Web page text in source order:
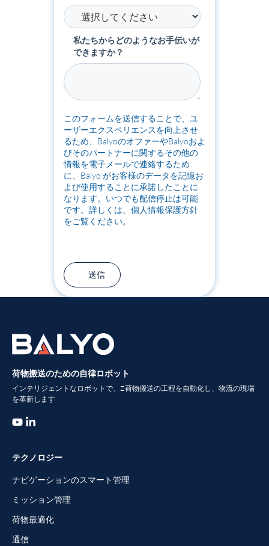
私たちからどのようなお手伝いが
できますか？
このフォームを送信することで、ユ
ーザーエクスペリエンスを向上させ
るため、BalyoのオファーやBalyoおよ
びそのパートナーに関するその他の
情報を電子メールで連絡するため
に、Balyo がお客様のデータを記憶お
よび使用することに承諾したことに
なります。いつでも配信停止は可能
です。詳しくは、個人情報保護方針
をご覧ください。
荷物搬送のための自律ロボット
インテリジェントなロボットで、Z荷物搬送の工程を自動化し、物流の現場
を革新します
テクノロジー
ナビゲーションのスマート管理
ミッション管理
荷物最適化
通信